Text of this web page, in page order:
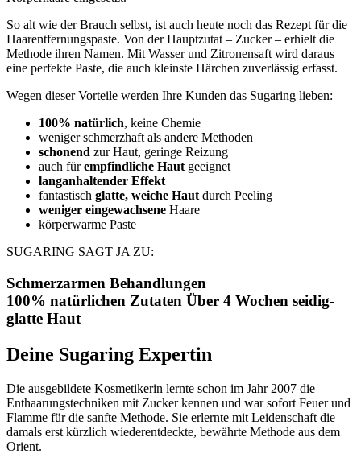
So alt wie der Brauch selbst, ist auch heute noch das Rezept für die
Haarentfernungspaste. Von der Hauptzutat – Zucker – erhielt die
Methode ihren Namen. Mit Wasser und Zitronensaft wird daraus
eine perfekte Paste, die auch kleinste Härchen zuverlässig erfasst.
Wegen dieser Vorteile werden Ihre Kunden das Sugaring lieben:
100% natürlich, keine Chemie
weniger schmerzhaft als andere Methoden
schonend zur Haut, geringe Reizung
auch fürempfindliche Haut geeignet
langanhaltender Effekt
fantastisch glatte, weiche Haut durch Peeling
weniger eingewachsene Haare
körperwarme Paste
SUGARING SAGT JA ZU:
Schmerzarmen Behandlungen
100% natürlichen Zutaten Über 4 Wochen seidig-
glatte Haut
Deine Sugaring Expertin
Die ausgebildete Kosmetikerin lernte schon im Jahr 2007 die
Enthaarungstechniken mit Zucker kennen und war sofort Feuer und
Flamme für die sanfte Methode. Sie erlernte mit Leidenschaft die
damals erst kürzlich wiederentdeckte, bewährte Methode aus dem
Orient.